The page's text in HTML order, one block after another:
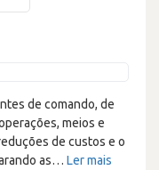
de comando, de
meios e
de custos e o
as… Ler mais